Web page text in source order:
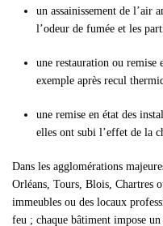
un assainissement de l’air
l’odeur de fumée et les
une restauration ou remise
exemple après recul
une remise en état des
elles ont subi l’effet de la
Dans les agglomérations
Orléans, Tours, Blois, Chartres
immeubles ou des locaux
feu ; chaque bâtiment impose